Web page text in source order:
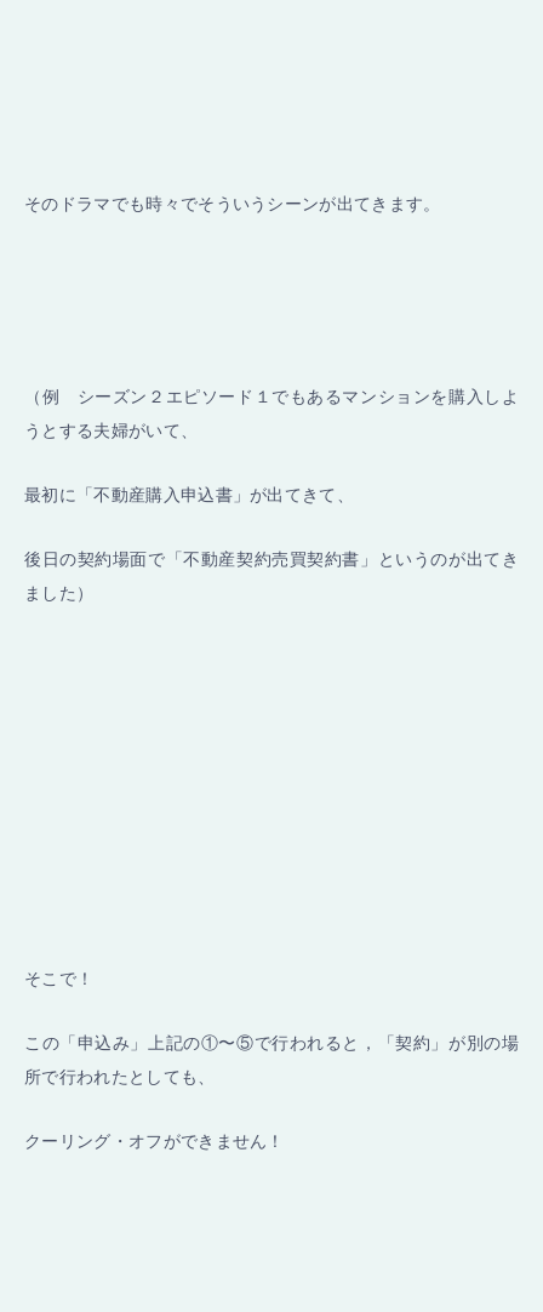
そのドラマでも時々でそういうシーンが出てきます。
（例 シーズン２エピソード１でもあるマンションを購入しよ
うとする夫婦がいて、
最初に「不動産購入申込書」が出てきて、
後日の契約場面で「不動産契約売買契約書」というのが出てき
ました）
そこで！
この「申込み」上記の①〜⑤で行われると，「契約」が別の場
所で行われたとしても、
クーリング・オフができません！